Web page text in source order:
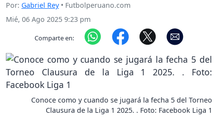
Por: Gabriel Rey• Futbolperuano.com
Mié, 06 Ago 2025 9:23 pm
Comparte en:
Conoce como y cuando se jugará la fecha 5 del Torneo
Clausura de la Liga 1 2025. . Foto: Facebook Liga 1